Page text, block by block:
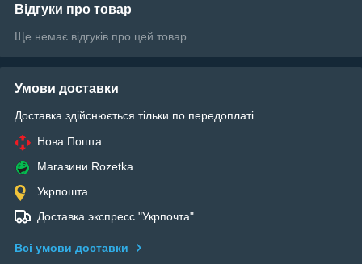
Відгуки про товар
Ще немає відгуків про цей товар
Умови доставки
Доставка здійснюється тільки по передоплаті.
Нова Пошта
Магазини Rozetka
Укрпошта
Доставка экспресс "Укрпочта"
Всі умови доставки